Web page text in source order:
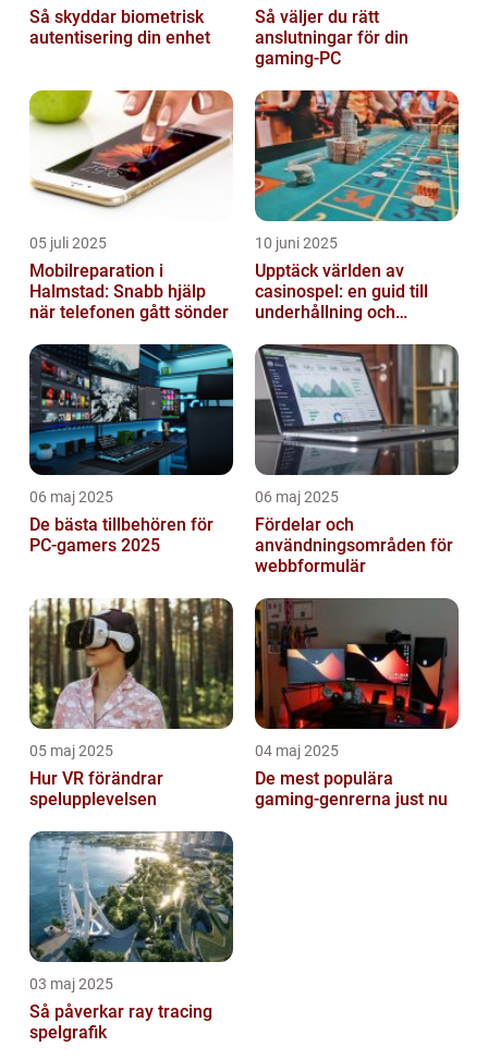
Så skyddar biometrisk
autentisering din enhet
Så väljer du rätt
anslutningar för din
gaming-PC
05 juli 2025
Mobilreparation i
Halmstad: Snabb hjälp
när telefonen gått sönder
10 juni 2025
Upptäck världen av
casinospel: en guid till
underhållning och
06 maj 2025
De bästa tillbehören för
PC-gamers 2025
06 maj 2025
Fördelar och
användningsområden för
webbformulär
05 maj 2025
Hur VR förändrar
spelupplevelsen
04 maj 2025
De mest populära
gaming-genrerna just nu
03 maj 2025
Så påverkar ray tracing
spelgrafik